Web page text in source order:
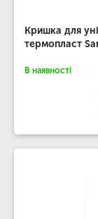
Кришка для
термопласт
В наявності